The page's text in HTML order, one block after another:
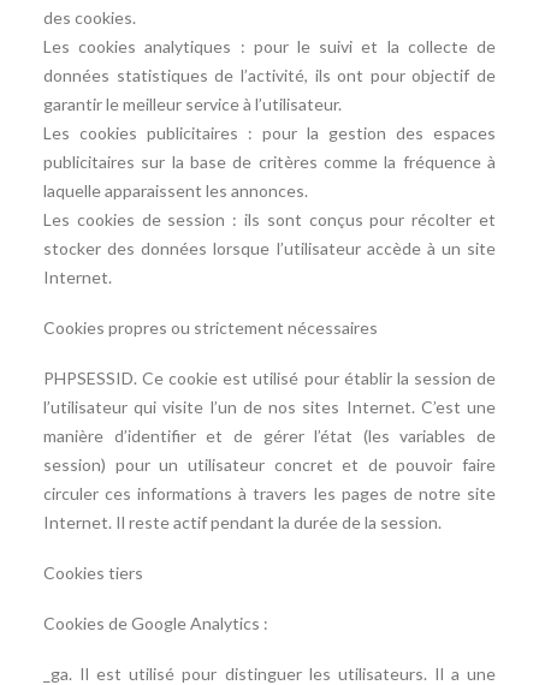
des cookies.
Les cookies analytiques : pour le suivi et la collecte de
données statistiques de l’activité, ils ont pour objectif de
garantir le meilleur service à l’utilisateur.
Les cookies publicitaires : pour la gestion des espaces
publicitaires sur la base de critères comme la fréquence à
laquelle apparaissent les annonces.
Les cookies de session : ils sont conçus pour récolter et
stocker des données lorsque l’utilisateur accède à un site
Internet.
Cookies propres ou strictement nécessaires
PHPSESSID. Ce cookie est utilisé pour établir la session de
l’utilisateur qui visite l’un de nos sites Internet. C’est une
manière d’identifier et de gérer l’état (les variables de
session) pour un utilisateur concret et de pouvoir faire
circuler ces informations à travers les pages de notre site
Internet. Il reste actif pendant la durée de la session.
Cookies tiers
Cookies de Google Analytics :
_ga. Il est utilisé pour distinguer les utilisateurs. Il a une